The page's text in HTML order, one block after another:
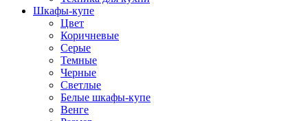
Шкафы-купе
Цвет
Коричневые
Серые
Темные
Черные
Светлые
Белые шкафы-купе
Венге